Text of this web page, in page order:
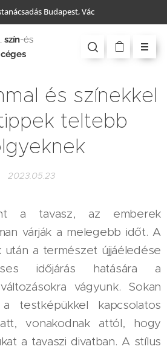
Budapest, Vác
szín-és
céges
és színekkel
teltebb
2023.05.23
a tavasz, az emberek
várják a melegebb időt. A
után a természet újjáéledése
időjárás hatására a
vágyunk. Sokan
testképükkel kapcsolatos
vonakodnak attól, hogy
a tavaszi divatban. A stílus